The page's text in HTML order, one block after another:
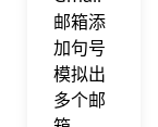
邮箱添
加句号
模拟出
多个邮